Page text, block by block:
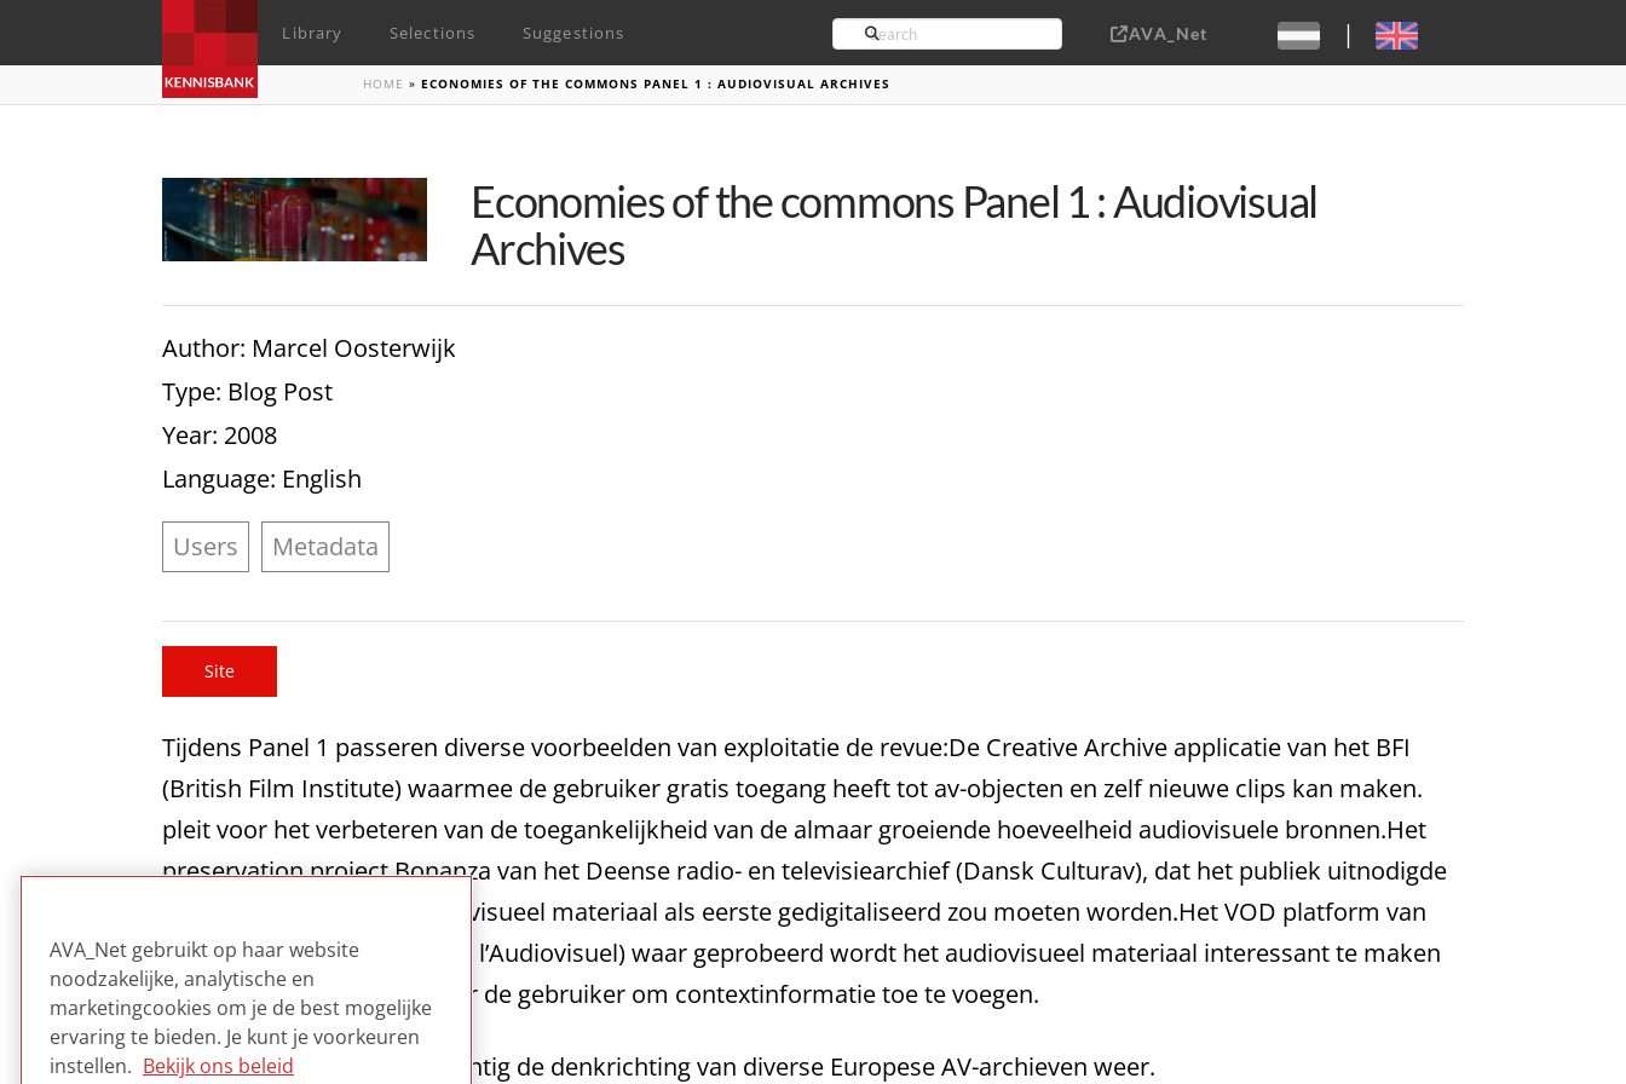
Library Selections Suggestions Search AVA_Net | Sebastiaan ter Burg, CC-BY-2.0
HOME »ECONOMIES OF THE COMMONS PANEL 1 : AUDIOVISUAL ARCHIVES
Economies of the commons Panel 1 : Audiovisual
Archives
Author: Marcel Oosterwijk
Type: Blog Post
Year: 2008
Language: English
Users Metadata
Site
Tijdens Panel 1 passeren diverse voorbeelden van exploitatie de revue:De Creative Archive applicatie van het BFI
(British Film Institute) waarmee de gebruiker gratis toegang heeft tot av-objecten en zelf nieuwe clips kan maken.
pleit voor het verbeteren van de toegankelijkheid van de almaar groeiende hoeveelheid audiovisuele bronnen.Het
preservation project Bonanza van het Deense radio- en televisiearchief (Dansk Culturav), dat het publiek uitnodigde
om te stemmen welk audiovisueel materiaal als eerste gedigitaliseerd zou moeten worden.Het VOD platform van
het INA (Institut National de l’Audiovisuel) waar geprobeerd wordt het audiovisueel materiaal interessant te maken
door de mogelijkheden voor de gebruiker om contextinformatie toe te voegen.
Dit congresverslag geeft puntig de denkrichting van diverse Europese AV-archieven weer.
AVA_Net gebruikt op haar website
noodzakelijke, analytische en
marketingcookies om je de best mogelijke
ervaring te bieden. Je kunt je voorkeuren
instellen. Bekijk ons beleid